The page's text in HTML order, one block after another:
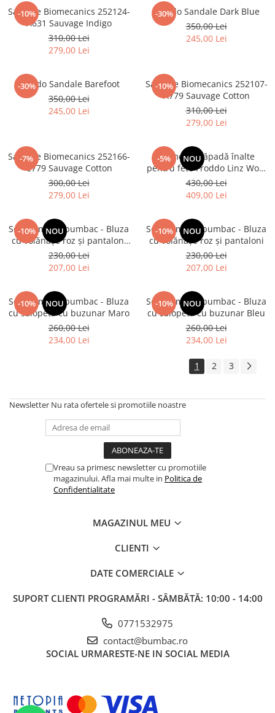
-10%
Sandale Biomecanics 252124-
A631 Sauvage Indigo
310,00 Lei
279,00 Lei
-30%
Froddo Sandale Dark Blue
350,00 Lei
245,00 Lei
-30%
Froddo Sandale Barefoot
350,00 Lei
245,00 Lei
-10%
Sandale Biomecanics 252107-
A779 Sauvage Cotton
310,00 Lei
279,00 Lei
-7%
Sandale Biomecanics 252166-
C779 Sauvage Cotton
300,00 Lei
279,00 Lei
-5% NOU
Cizme de zăpadă înalte
pentru fete Froddo Linz Wool
Tex din piele de culoare
vișinie
430,00 Lei
409,00 Lei
-10% NOU
Set premium bumbac - Bluza
cu volănașe roz și pantaloni
bej
230,00 Lei
207,00 Lei
-10% NOU
Set premium bumbac - Bluza
cu volănașe roz și pantaloni
230,00 Lei
207,00 Lei
-10% NOU
Set premium bumbac - Bluza
cu salopeta cu buzunar Maro
260,00 Lei
234,00 Lei
-10% NOU
Set premium bumbac - Bluza
cu salopeta cu buzunar Bleu
260,00 Lei
234,00 Lei
1 2 3
Newsletter Nu rata ofertele si promotiile noastre
Vreau sa primesc newsletter cu promotiile
magazinului. Afla mai multe in Politica de
Confidentialitate
MAGAZINUL MEU
CLIENTI
DATE COMERCIALE
SUPORT CLIENTI PROGRAMĂRI - SÂMBĂTĂ: 10:00 - 14:00
0771532975
contact@bumbac.ro
SOCIAL URMARESTE-NE IN SOCIAL MEDIA